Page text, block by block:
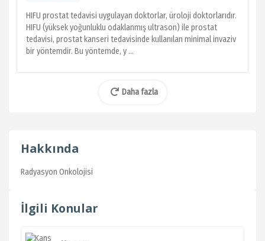
HIFU prostat tedavisi uygulayan doktorlar, üroloji doktorlarıdır.
HIFU (yüksek yoğunluklu odaklanmış ultrason) ile prostat
tedavisi, prostat kanseri tedavisinde kullanılan minimal invaziv
bir yöntemdir. Bu yöntemde, y ...
Daha fazla
Hakkında
Radyasyon Onkolojisi
İlgili Konular